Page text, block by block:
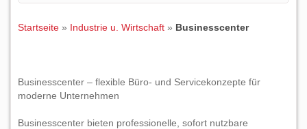
Startseite » Industrie u. Wirtschaft » Businesscenter
Businesscenter – flexible Büro- und Servicekonzepte für
moderne Unternehmen
Businesscenter bieten professionelle, sofort nutzbare